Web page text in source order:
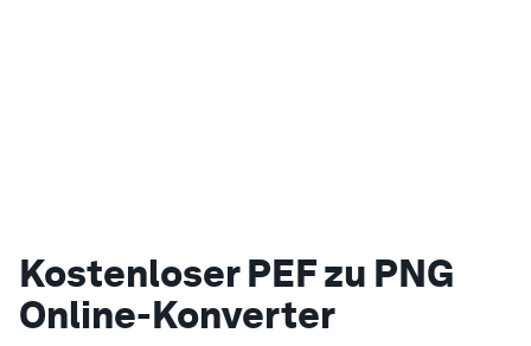
Kostenloser PEF zu PNG
Online-Konverter